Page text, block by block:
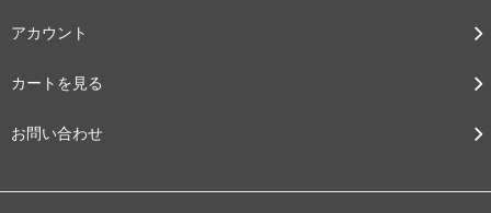
アカウント
カートを見る
お問い合わせ